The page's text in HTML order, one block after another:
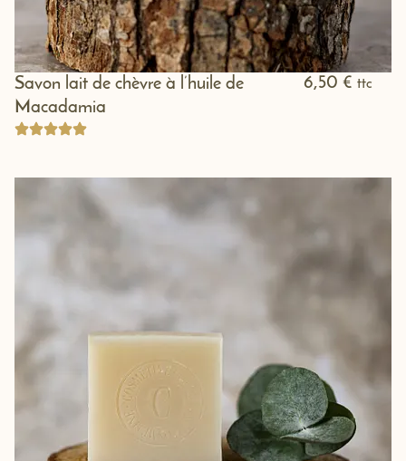
Savon lait de chèvre à l’huile de
Macadamia
6,50€ ttc